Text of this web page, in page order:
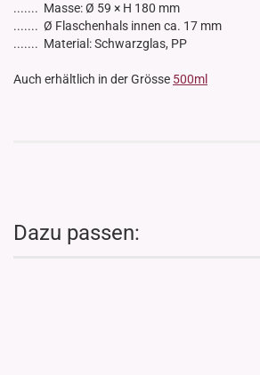
....... Masse: Ø 59 × H 180 mm
....... Ø Flaschenhals innen ca. 17 mm
....... Material: Schwarzglas, PP
Auch erhältlich in der Grösse 500ml
Dazu passen: